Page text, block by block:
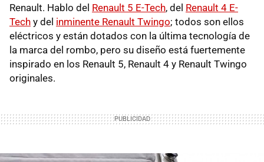
Renault. Hablo del Renault 5 E-Tech, del Renault 4 E-
Tech y del inminente Renault Twingo; todos son ellos
eléctricos y están dotados con la última tecnología de
la marca del rombo, pero su diseño está fuertemente
inspirado en los Renault 5, Renault 4 y Renault Twingo
originales.